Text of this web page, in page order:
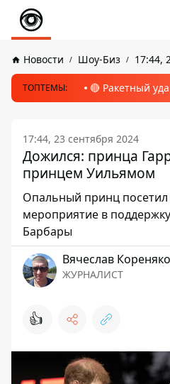
Новости Шоу-Биз 17:44,
ТОПТЕМЫ: 🔴 Ракетный
17:44, 23 сентября 2024
Дожился: принца
принцем Уильямом
Опальный принц посетил
мероприятие в
Барбары
Вячеслав Кореняко
ЖУРНАЛИСТ
👍